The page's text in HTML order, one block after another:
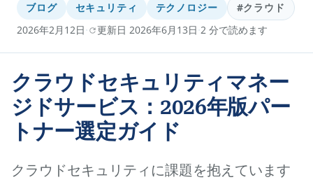
ブログ セキュリティ テクノロジー
#クラウド
2026年2月12日· 更新日 2026年6月13日·2 分で読めます
クラウドセキュリティマネー
ジドサービス：2026年版パー
トナー選定ガイド
クラウドセキュリティに課題を抱えています